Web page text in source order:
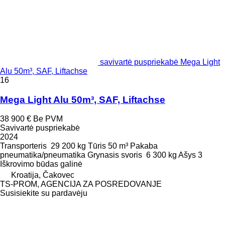
savivartė puspriekabė Mega Light
Alu 50m³, SAF, Liftachse
16
Mega Light Alu 50m³, SAF, Liftachse
38 900 € Be PVM
Savivartė puspriekabė
2024
Transporteris 29 200 kg Tūris 50 m³ Pakaba
pneumatika/pneumatika Grynasis svoris 6 300 kg Ašys 3
Iškrovimo būdas galinė
Kroatija, Čakovec
TS-PROM, AGENCIJA ZA POSREDOVANJE
Susisiekite su pardavėju